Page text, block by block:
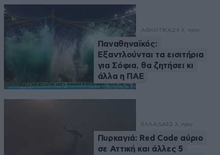
ΑΘΛΗΤΙΚΑ24 λ. πριν
Παναθηναϊκός:
Εξαντλούνται τα εισιτήρια
για Σόφια, θα ζητήσει κι
άλλα η ΠΑΕ
ΕΛΛΑΔΑ32 λ. πριν
Πυρκαγιά: Red Code αύριο
σε Αττική και άλλες 5